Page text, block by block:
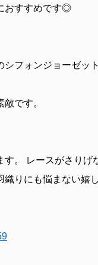
おすすめです◎
シフォンジョーゼッ
です。
。 レースがさりげ
りにも悩まない嬉